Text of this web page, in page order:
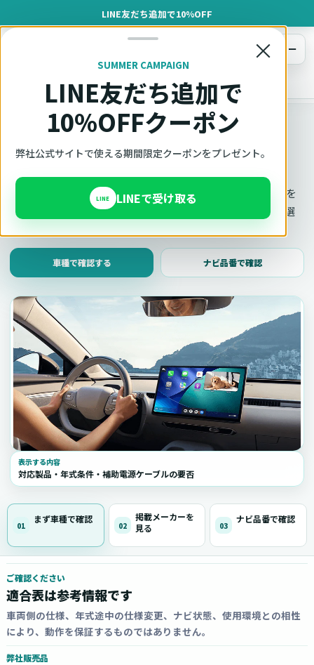
LINE友だち追加で10%OFF
×
SUMMER CAMPAIGN
LINE友だち追加で
10%OFFクーポン
弊社公式サイトで使える期間限定クーポンをプレゼント。
LINE LINEで受け取る
オットキャスト
メニュー
車種適合確認
車種適合確認
車種と年式で適合確認
Ottocast（オットキャスト）の対応製品、条件、注意事項を
このページ内で見られます。 迷った場合は、車種と年式を選
車種で確認する ナビ品番で確認
表示する内容
対応製品・年式条件・補助電源ケーブルの要否
01
まず車種で確認
02
掲載メーカーを
見る
03
ナビ品番で確認
ご確認ください
適合表は参考情報です
車両側の仕様、年式途中の仕様変更、ナビ状態、使用環境との相性
により、動作を保証するものではありません。
弊社販売品